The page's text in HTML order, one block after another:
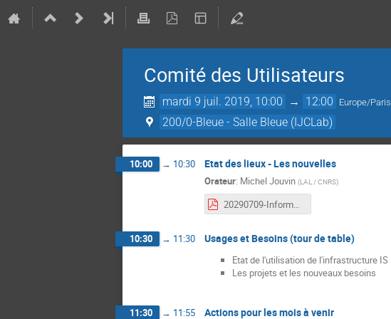
Comité des Utilisateurs
mardi 9 juil. 2019, 10:00 → 12:00 Europe/Paris
200/0-Bleue - Salle Bleue (IJCLab)
10:00 → 10:30 Etat des lieux - Les nouvelles
Orateur: Michel Jouvin (LAL / CNRS)
20290709-Informatique Scientifique.pdf
10:30 → 11:30 Usages et Besoins (tour de table)
Etat de l'utilisation de l'infrastructure IS
Les projets et les nouveaux besoins
11:30 → 11:55 Actions pour les mois à venir